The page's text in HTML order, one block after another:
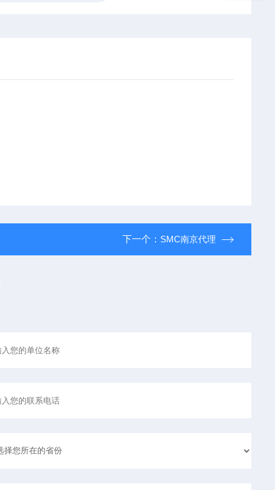
下一个： SMC南京代理